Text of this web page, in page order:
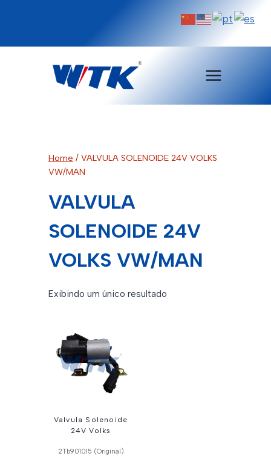
Home / VALVULA SOLENOIDE 24V VOLKS
VW/MAN
VALVULA
SOLENOIDE 24V
VOLKS VW/MAN
Exibindo um único resultado
Valvula Solenoide
24V Volks
2Tb901015 (Original)